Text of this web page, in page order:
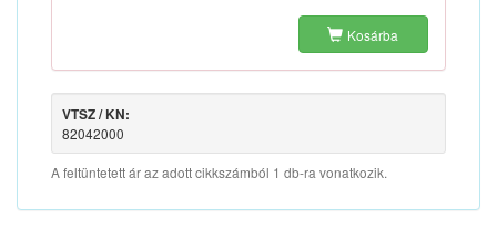
Kosárba
VTSZ / KN:
82042000
A feltüntetett ár az adott cikkszámból 1 db-ra vonatkozik.